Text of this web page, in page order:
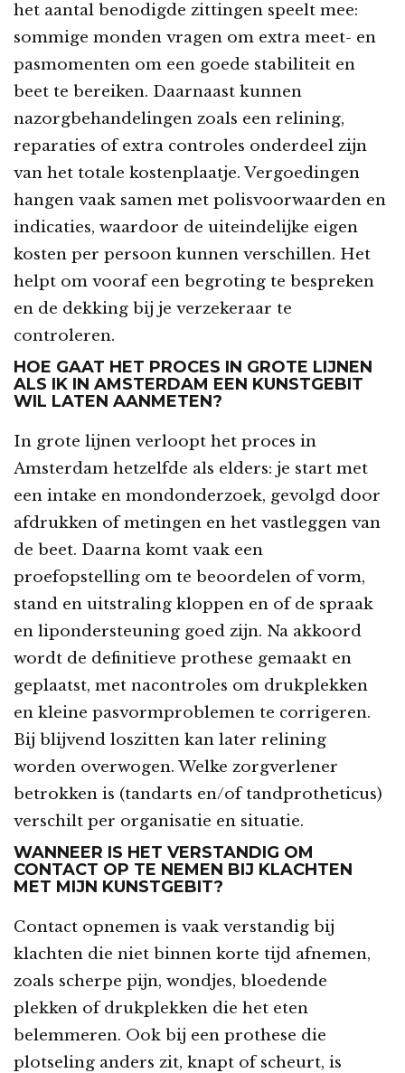
het aantal benodigde zittingen speelt mee:
sommige monden vragen om extra meet- en
pasmomenten om een goede stabiliteit en
beet te bereiken. Daarnaast kunnen
nazorgbehandelingen zoals een relining,
reparaties of extra controles onderdeel zijn
van het totale kostenplaatje. Vergoedingen
hangen vaak samen met polisvoorwaarden en
indicaties, waardoor de uiteindelijke eigen
kosten per persoon kunnen verschillen. Het
helpt om vooraf een begroting te bespreken
en de dekking bij je verzekeraar te
controleren.
HOE GAAT HET PROCES IN GROTE LIJNEN
ALS IK IN AMSTERDAM EEN KUNSTGEBIT
WIL LATEN AANMETEN?
In grote lijnen verloopt het proces in
Amsterdam hetzelfde als elders: je start met
een intake en mondonderzoek, gevolgd door
afdrukken of metingen en het vastleggen van
de beet. Daarna komt vaak een
proefopstelling om te beoordelen of vorm,
stand en uitstraling kloppen en of de spraak
en lipondersteuning goed zijn. Na akkoord
wordt de definitieve prothese gemaakt en
geplaatst, met nacontroles om drukplekken
en kleine pasvormproblemen te corrigeren.
Bij blijvend loszitten kan later relining
worden overwogen. Welke zorgverlener
betrokken is (tandarts en/of tandprotheticus)
verschilt per organisatie en situatie.
WANNEER IS HET VERSTANDIG OM
CONTACT OP TE NEMEN BIJ KLACHTEN
MET MIJN KUNSTGEBIT?
Contact opnemen is vaak verstandig bij
klachten die niet binnen korte tijd afnemen,
zoals scherpe pijn, wondjes, bloedende
plekken of drukplekken die het eten
belemmeren. Ook bij een prothese die
plotseling anders zit, knapt of scheurt, is